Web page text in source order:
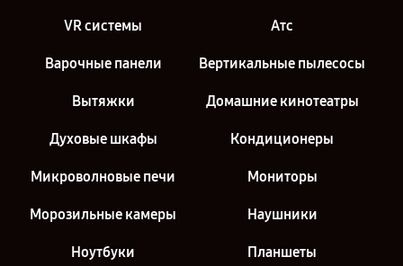
VR системы Атс
Варочные панели Вертикальные пылесосы
Вытяжки Домашние кинотеатры
Духовые шкафы Кондиционеры
Микроволновые печи Мониторы
Морозильные камеры Наушники
Ноутбуки Планшеты